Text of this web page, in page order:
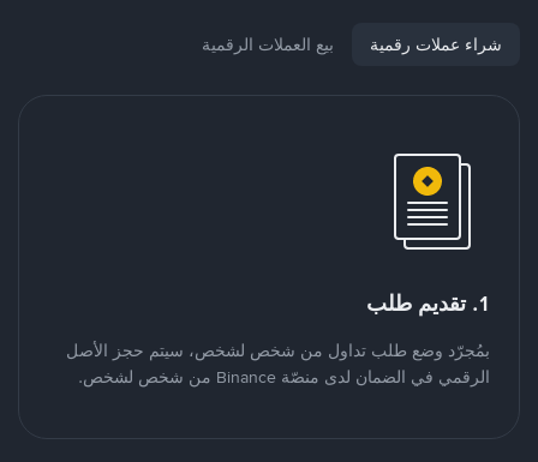
شراء عملات رقمية بيع العملات الرقمية
1. تقديم طلب
بمُجرّد وضع طلب تداول من شخص لشخص، سيتم حجز الأصل
الرقمي في الضمان لدى منصّة Binance من شخص لشخص.